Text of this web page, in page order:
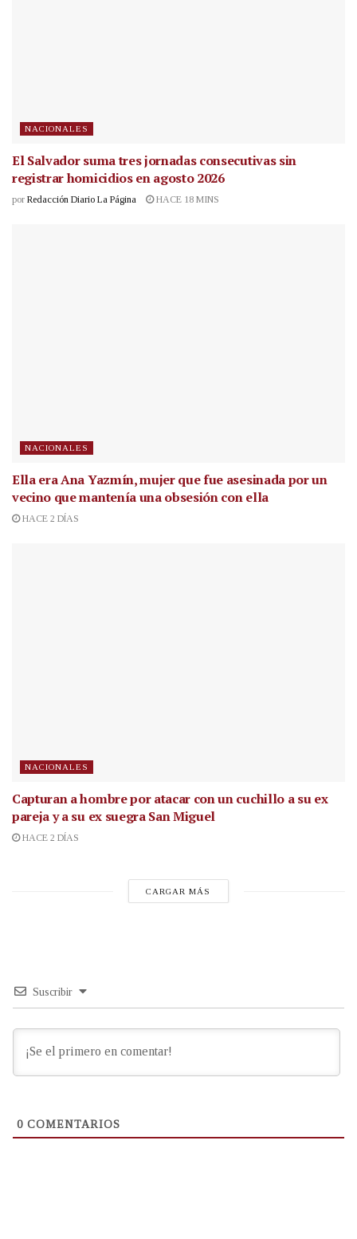
NACIONALES
El Salvador suma tres jornadas consecutivas sin
registrar homicidios en agosto 2026
por Redacción Diario La Página HACE 18 MINS
NACIONALES
Ella era Ana Yazmín, mujer que fue asesinada por un
vecino que mantenía una obsesión con ella
HACE 2 DÍAS
NACIONALES
Capturan a hombre por atacar con un cuchillo a su ex
pareja y a su ex suegra San Miguel
HACE 2 DÍAS
CARGAR MÁS
Suscribir
0 COMENTARIOS